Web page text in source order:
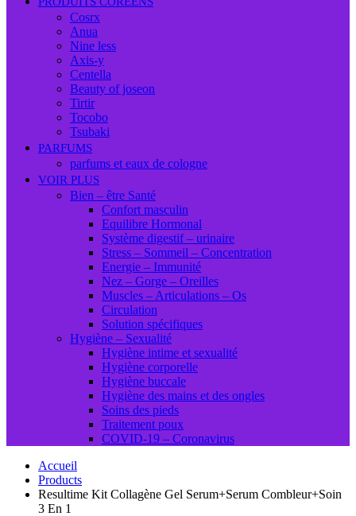
Cosrx
Anua
Nine less
Axis-y
Centella
Beauty of joseon
Tirtir
Tocobo
Tsubaki
PARFUMS
parfums et eaux de cologne
VOIR PLUS
Bien – être Santé
Confort masculin
Equilibre Hormonal
Système digestif – urinaire
Stress – Sommeil – Concentration
Energie – Immunité
Nez – Gorge – Oreilles
Muscles – Articulations – Os
Circulation
Solution spécifiques
Hygiène – Sexualité
Hygiène intime et sexualité
Hygiène corporelle
Hygiène buccale
Hygiène des mains et des ongles
Soins des pieds
Traitement poux
COVID-19 – Coronavirus
Accueil
Products
Resultime Kit Collagène Gel Serum+Serum Combleur+Soin
3 En 1